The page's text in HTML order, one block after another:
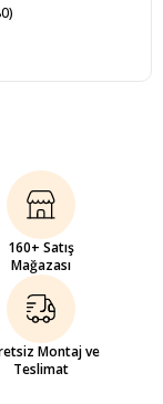
160+ Satış
Mağazası
Montaj ve
Teslimat